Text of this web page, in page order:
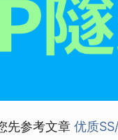
先参考文章 优质